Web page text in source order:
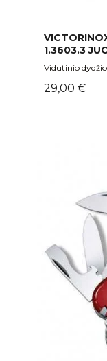
1.3603.3
Vidutinio
Kaina
29,00 €